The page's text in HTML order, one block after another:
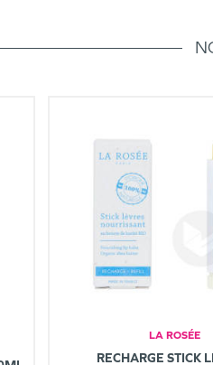
LA ROSÉE
RECHARGE STICK